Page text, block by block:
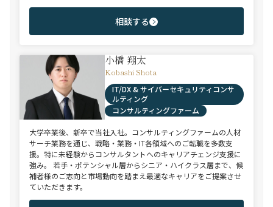
相談する
小橋 翔太
Kobashi Shota
IT/DX & サイバーセキュリティコンサ
ルティング
コンサルティングファーム
大学卒業後、新卒で当社入社。コンサルティングファームの人材
サーチ業務を通じ、戦略・業務・IT各領域へのご転職を多数支
援。特に未経験からコンサルタントへのキャリアチェンジ支援に
強み。 若手・ポテンシャル層からシニア・ハイクラス層まで、候
補者様のご志向と市場動向を踏まえ最適なキャリアをご提案させ
ていただきます。